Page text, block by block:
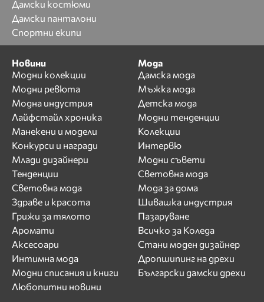
Дамски костюми
Дамски панталони
Спортни екипи
Новини
Модни колекции
Модни ревюта
Модна индустрия
Лайфстайл хроника
Манекени и модели
Конкурси и награди
Млади дизайнери
Тенденции
Световна мода
Здраве и красота
Грижи за тялото
Аромати
Аксесоари
Интимна мода
Модни списания и книги
Любопитни новини
Мода
Дамска мода
Мъжка мода
Детска мода
Модни тенденции
Колекции
Интервю
Модни съвети
Световна мода
Мода за дома
Шивашка индустрия
Пазаруване
Всичко за Коледа
Стани моден дизайнер
Дропшипинг на дрехи
Български дамски дрехи